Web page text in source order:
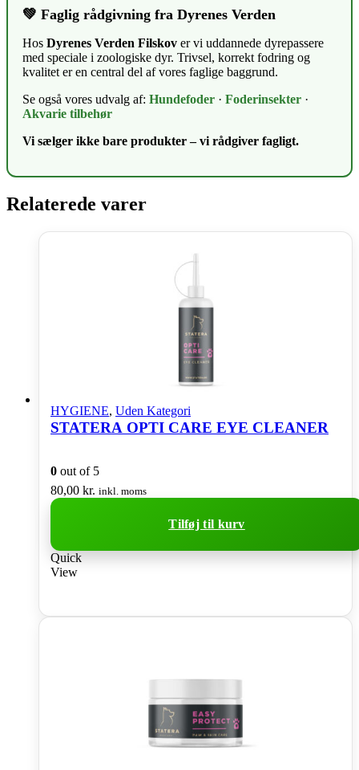
💚 Faglig rådgivning fra Dyrenes Verden
Hos Dyrenes Verden Filskov er vi uddannede dyrepassere
med speciale i zoologiske dyr. Trivsel, korrekt fodring og
kvalitet er en central del af vores faglige baggrund.
Se også vores udvalg af: Hundefoder · Foderinsekter ·
Akvarie tilbehør
Vi sælger ikke bare produkter – vi rådgiver fagligt.
Relaterede varer
HYGIENE, Uden Kategori
STATERA OPTI CARE EYE CLEANER
0 out of 5
80,00 kr. inkl. moms
Tilføj til kurv
Quick
View